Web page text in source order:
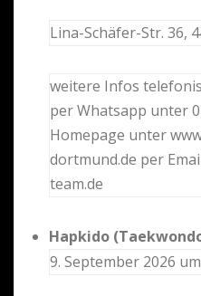
Lina-Schäfer-Str. 36,
weitere Infos
per Whatsapp unter
Homepage unter
dortmund.de per
team.de
Hapkido
9. September 2026